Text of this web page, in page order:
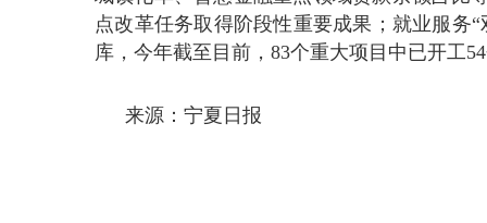
点改革任务取得阶段性重要成果；就业服务
库，今年截至目前，83个重大项目中已开工
来源：宁夏日报